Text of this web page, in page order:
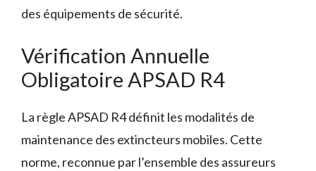
des équipements de sécurité.
Vérification Annuelle
Obligatoire APSAD R4
La règle APSAD R4 définit les modalités de
maintenance des extincteurs mobiles. Cette
norme, reconnue par l’ensemble des assureurs